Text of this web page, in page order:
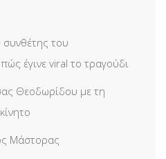
συνθέτης του
έγινε viral το τραγούδι
Θεοδωρίδου με τη
Μάστορας